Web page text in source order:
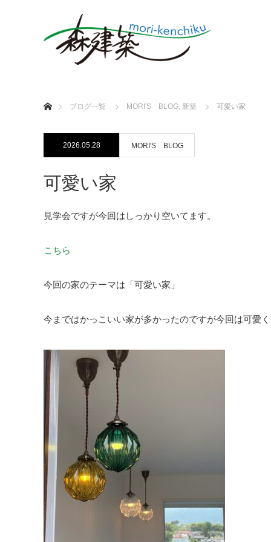
ブログ一覧
MORI'S BLOG, 新築 可愛い家
2026.05.28 MORI'S BLOG
可愛い家
見学会ですが今回はしっかり空いてます。
こちら
今回の家のテーマは「可愛い家」
今まではかっこいい家が多かったのですが今回は可愛